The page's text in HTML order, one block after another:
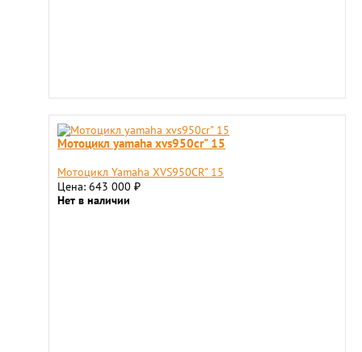
Мотоцикл yamaha xvs950cr" 15
Мотоцикл Yamaha XVS950CR" 15
Цена: 643 000 ₽
Нет в наличии